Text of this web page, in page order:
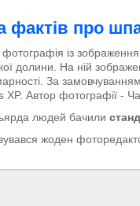
фактів про
із
долини. На ній
За
XP. Автор фотографії -
людей бачили
жоден